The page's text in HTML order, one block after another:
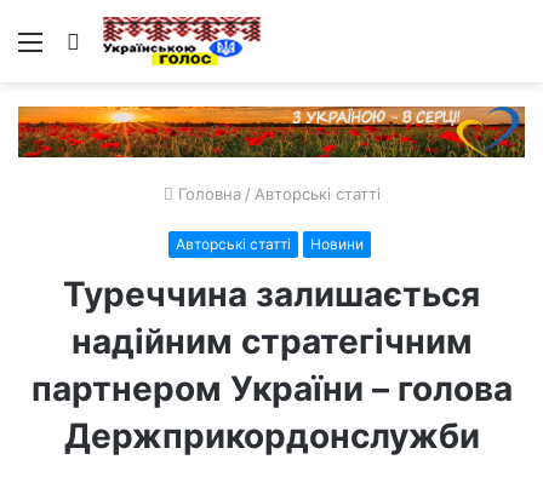
Меню Пошук
Головна / Авторські статті
Авторські статті Новини
Туреччина залишається
надійним стратегічним
партнером України – голова
Держприкордонслужби